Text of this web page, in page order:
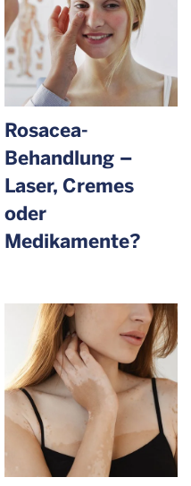
Rosacea-
Behandlung –
Laser, Cremes
oder
Medikamente?